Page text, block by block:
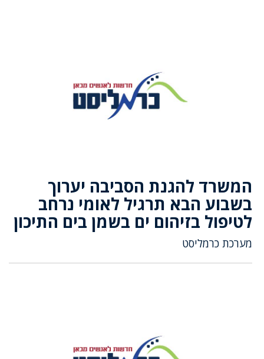
המשרד להגנת הסביבה יערוך
בשבוע הבא תרגיל לאומי נרחב
לטיפול בזיהום ים בשמן בים התיכון
מערכת כרמליסט